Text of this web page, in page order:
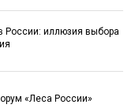
России: иллюзия выбора
«Леса России»